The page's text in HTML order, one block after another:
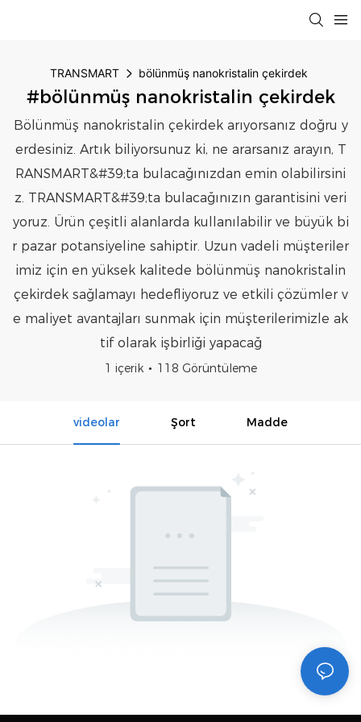
TRANSMART bölünmüş nanokristalin çekirdek
#bölünmüş nanokristalin çekirdek
Bölünmüş nanokristalin çekirdek arıyorsanız doğru y
erdesiniz. Artık biliyorsunuz ki, ne ararsanız arayın, T
RANSMART&#39;ta bulacağınızdan emin olabilirsini
z. TRANSMART&#39;ta bulacağınızın garantisini veri
yoruz. Ürün çeşitli alanlarda kullanılabilir ve büyük bi
r pazar potansiyeline sahiptir. Uzun vadeli müşteriler
imiz için en yüksek kalitede bölünmüş nanokristalin
çekirdek sağlamayı hedefliyoruz ve etkili çözümler v
e maliyet avantajları sunmak için müşterilerimizle ak
tif olarak işbirliği yapacağ
1 içerik 118 Görüntüleme
videolar Şort Madde